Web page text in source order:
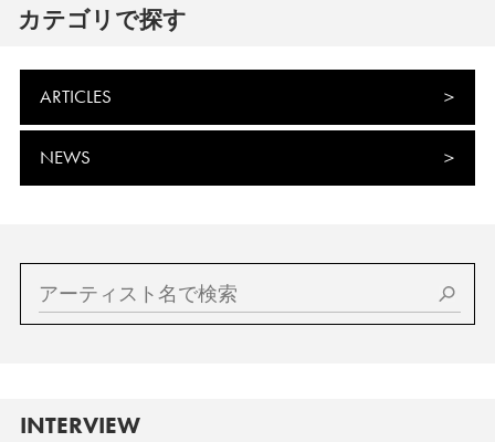
カテゴリで探す
ARTICLES
NEWS
INTERVIEW